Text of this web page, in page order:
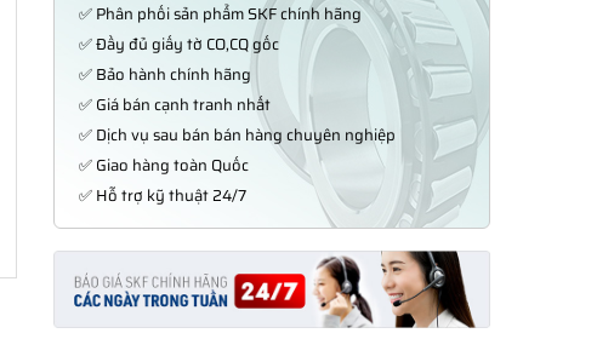
✅ Phân phối sản phẩm SKF chính hãng
✅ Đầy đủ giấy tờ CO,CQ gốc
✅ Bảo hành chính hãng
✅ Giá bán cạnh tranh nhất
✅ Dịch vụ sau bán bán hàng chuyên nghiệp
✅ Giao hàng toàn Quốc
✅ Hỗ trợ kỹ thuật 24/7